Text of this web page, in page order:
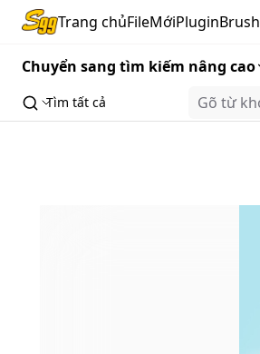
Trang chủFileMớiPluginBrush
Chuyển sang tìm kiếm nâng cao
Tìm tất cả